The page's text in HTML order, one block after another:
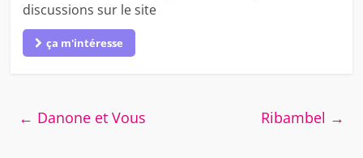
discussions sur le site
ça m'intéresse
← Danone et Vous Ribambel →